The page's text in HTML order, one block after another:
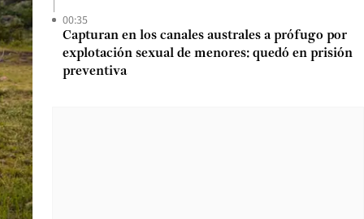
00:35
Capturan en los canales australes a prófugo por
explotación sexual de menores: quedó en prisión
preventiva